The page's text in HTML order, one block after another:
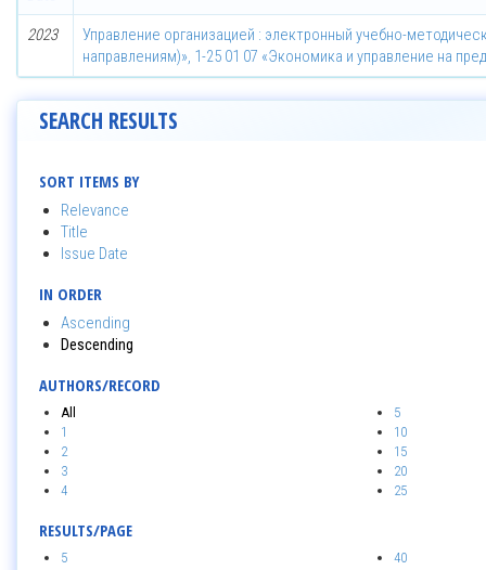
2023
Управление организацией : электронный учебно-
направлениям)», 1-25 01 07 «Экономика и управление на
SEARCH RESULTS
SORT ITEMS BY
Relevance
Title
Issue Date
IN ORDER
Ascending
Descending
AUTHORS/RECORD
All
1
2
3
4
5
10
15
20
25
RESULTS/PAGE
5
40